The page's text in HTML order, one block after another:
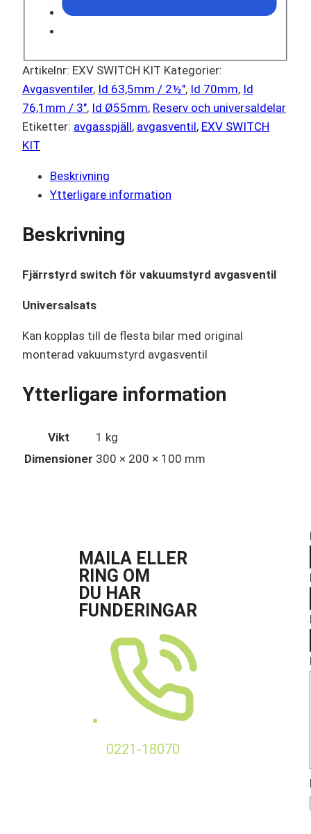
Artikelnr: EXV SWITCH KIT Kategorier:
Avgasventiler, Id 63,5mm / 2½", Id 70mm, Id
76,1mm / 3", Id Ø55mm, Reserv och universaldelar
Etiketter: avgasspjäll, avgasventil, EXV SWITCH
KIT
Beskrivning
Ytterligare information
Beskrivning
Fjärrstyrd switch för vakuumstyrd avgasventil
Universalsats
Kan kopplas till de flesta bilar med original
monterad vakuumstyrd avgasventil
Ytterligare information
Vikt
1 kg
Dimensioner 300 × 200 × 100 mm
MAILA ELLER
RING OM
DU HAR
FUNDERINGAR
0221-18070